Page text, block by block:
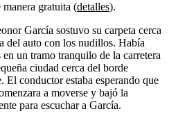
manera gratuita (detalles).
García sostuvo su carpeta cerca
del auto con los nudillos. Había
un tramo tranquilo de la carretera
ciudad cerca del borde
El conductor estaba esperando que
a moverse y bajó la
para escuchar a García.